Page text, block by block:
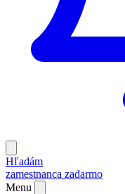
Hľadám
zamestnanca zadarmo
Menu